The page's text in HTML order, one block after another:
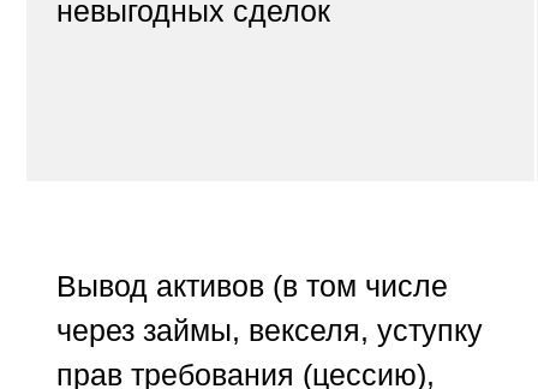
невыгодных сделок
Вывод активов (в том числе
через займы, векселя, уступку
прав требования (цессию),